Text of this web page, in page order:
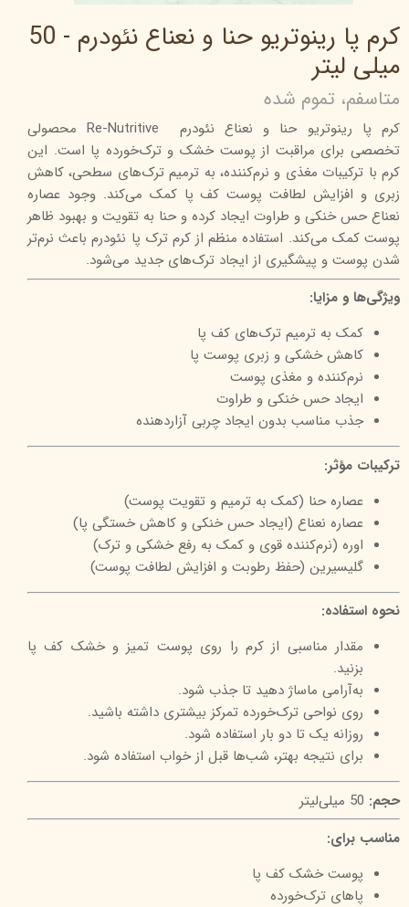
کرم پا رینوتریو حنا و نعناع نئودرم - 50
میلی‌ لیتر
متاسفم، تموم شده
کرم پا رینوتریو حنا و نعناع نئودرم Re-Nutritive محصولی
تخصصی برای مراقبت از پوست خشک و ترک‌خورده پا است. این
کرم با ترکیبات مغذی و نرم‌کننده، به ترمیم ترک‌های سطحی، کاهش
زبری و افزایش لطافت پوست کف پا کمک می‌کند. وجود عصاره
نعناع حس خنکی و طراوت ایجاد کرده و حنا به تقویت و بهبود ظاهر
پوست کمک می‌کند. استفاده منظم از کرم ترک پا نئودرم باعث نرم‌تر
شدن پوست و پیشگیری از ایجاد ترک‌های جدید می‌شود.
ویژگی‌ها و مزایا:
کمک به ترمیم ترک‌های کف پا
کاهش خشکی و زبری پوست پا
نرم‌کننده و مغذی پوست
ایجاد حس خنکی و طراوت
جذب مناسب بدون ایجاد چربی آزاردهنده
ترکیبات مؤثر:
عصاره حنا (کمک به ترمیم و تقویت پوست)
عصاره نعناع (ایجاد حس خنکی و کاهش خستگی پا)
اوره (نرم‌کننده قوی و کمک به رفع خشکی و ترک)
گلیسیرین (حفظ رطوبت و افزایش لطافت پوست)
نحوه استفاده:
مقدار مناسبی از کرم را روی پوست تمیز و خشک کف پا
بزنید.
به‌آرامی ماساژ دهید تا جذب شود.
روی نواحی ترک‌خورده تمرکز بیشتری داشته باشید.
روزانه یک تا دو بار استفاده شود.
برای نتیجه بهتر، شب‌ها قبل از خواب استفاده شود.
حجم:
مناسب برای:
پوست خشک کف پا
پاهای ترک‌خورده